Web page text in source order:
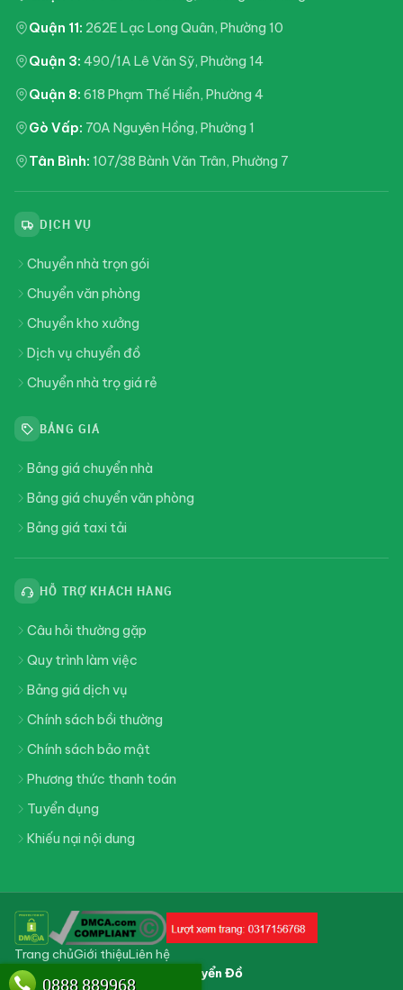
Quận 11: 262E Lạc Long Quân, Phường 10
Quận 3: 490/1A Lê Văn Sỹ, Phường 14
Quận 8: 618 Phạm Thế Hiển, Phường 4
Gò Vấp: 70A Nguyên Hồng, Phường 1
Tân Bình: 107/38 Bành Văn Trân, Phường 7
DỊCH VỤ
Chuyển nhà trọn gói
Chuyển văn phòng
Chuyển kho xưởng
Dịch vụ chuyển đồ
Chuyển nhà trọ giá rẻ
BẢNG GIÁ
Bảng giá chuyển nhà
Bảng giá chuyển văn phòng
Bảng giá taxi tải
HỖ TRỢ KHÁCH HÀNG
Câu hỏi thường gặp
Quy trình làm việc
Bảng giá dịch vụ
Chính sách bồi thường
Chính sách bảo mật
Phương thức thanh toán
Tuyển dụng
Khiếu nại nội dung
Trang chủGiới thiệuLiên hệ
Copyright 2026 ©
Dịch Vụ Chuyển Đồ
0888 889968